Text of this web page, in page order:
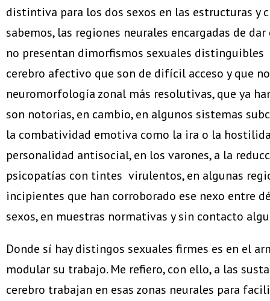
distintiva para los dos sexos en las estructuras
sabemos, las regiones neurales encargadas de
no presentan dimorfismos sexuales
cerebro afectivo que son de difícil acceso y que
neuromorfología zonal más resolutivas, que ya
son notorias, en cambio, en algunos sistemas
la combatividad emotiva como la ira o la
personalidad antisocial, en los varones, a la
psicopatías con tintes virulentos, en algunas
incipientes que han corroborado ese nexo entre
sexos, en muestras normativas y sin contacto
Donde sí hay distingos sexuales firmes es en el
modular su trabajo. Me refiero, con ello, a las
cerebro trabajan en esas zonas neurales para